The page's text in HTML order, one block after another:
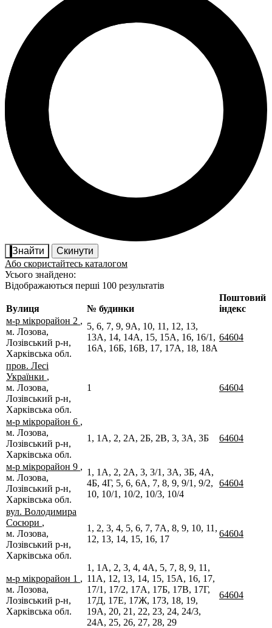
Знайти
Скинути
Або скористайтесь каталогом
Усього знайдено:
Відображаються перші 100 результатів
Вулиця № будинки
Поштовий
індекс
м-р мікрорайон 2 ,
м. Лозова,
Лозівський р-н,
Харківська обл.
5, 6, 7, 9, 9А, 10, 11, 12, 13,
13А, 14, 14А, 15, 15А, 16, 16/1,
16А, 16Б, 16В, 17, 17А, 18, 18А
64604
пров. Лесі
Українки ,
м. Лозова,
Лозівський р-н,
Харківська обл.
1 64604
м-р мікрорайон 6 ,
м. Лозова,
Лозівський р-н,
Харківська обл.
1, 1А, 2, 2А, 2Б, 2В, 3, 3А, 3Б 64604
м-р мікрорайон 9 ,
м. Лозова,
Лозівський р-н,
Харківська обл.
1, 1А, 2, 2А, 3, 3/1, 3А, 3Б, 4А,
4Б, 4Г, 5, 6, 6А, 7, 8, 9, 9/1, 9/2,
10, 10/1, 10/2, 10/3, 10/4
64604
вул. Володимира
Сосюри ,
м. Лозова,
Лозівський р-н,
Харківська обл.
1, 2, 3, 4, 5, 6, 7, 7А, 8, 9, 10, 11,
12, 13, 14, 15, 16, 17
64604
м-р мікрорайон 1 ,
м. Лозова,
Лозівський р-н,
Харківська обл.
1, 1А, 2, 3, 4, 4А, 5, 7, 8, 9, 11,
11А, 12, 13, 14, 15, 15А, 16, 17,
17/1, 17/2, 17А, 17Б, 17В, 17Г,
17Д, 17Е, 17Ж, 17З, 18, 19,
19А, 20, 21, 22, 23, 24, 24/3,
24А, 25, 26, 27, 28, 29
64604